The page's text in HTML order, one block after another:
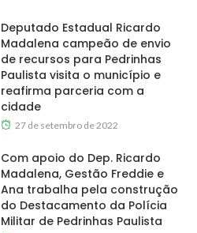
Deputado Estadual Ricardo
Madalena campeão de envio
de recursos para Pedrinhas
Paulista visita o município e
reafirma parceria com a
cidade
27 de setembro de 2022
Com apoio do Dep. Ricardo
Madalena, Gestão Freddie e
Ana trabalha pela construção
do Destacamento da Polícia
Militar de Pedrinhas Paulista